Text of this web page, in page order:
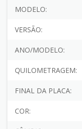
MODELO:
VERSÃO:
ANO/MODELO:
QUILOMETRAGEM:
FINAL DA PLACA:
COR: